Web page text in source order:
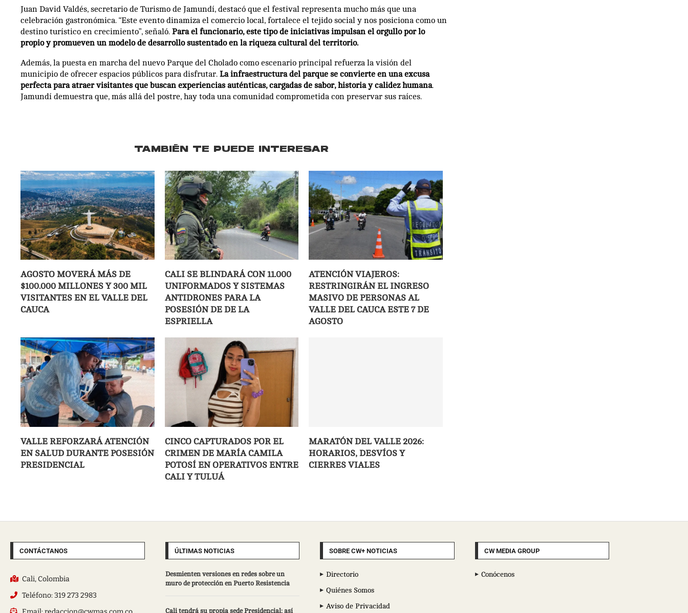
Juan David Valdés, secretario de Turismo de Jamundí, destacó que el festival representa mucho más que una
celebración gastronómica. “Este evento dinamiza el comercio local, fortalece el tejido social y nos posiciona como un
destino turístico en crecimiento”, señaló. Para el funcionario, este tipo de iniciativas impulsan el orgullo por lo
propio y promueven un modelo de desarrollo sustentado en la riqueza cultural del territorio.
Además, la puesta en marcha del nuevo Parque del Cholado como escenario principal refuerza la visión del
municipio de ofrecer espacios públicos para disfrutar. La infraestructura del parque se convierte en una excusa
perfecta para atraer visitantes que buscan experiencias auténticas, cargadas de sabor, historia y calidez humana.
Jamundí demuestra que, más allá del postre, hay toda una comunidad comprometida con preservar sus raíces.
TAMBIÉN TE PUEDE INTERESAR
AGOSTO MOVERÁ MÁS DE
$100.000 MILLONES Y 300 MIL
VISITANTES EN EL VALLE DEL
CAUCA
CALI SE BLINDARÁ CON 11.000
UNIFORMADOS Y SISTEMAS
ANTIDRONES PARA LA
POSESIÓN DE DE LA
ESPRIELLA
ATENCIÓN VIAJEROS:
RESTRINGIRÁN EL INGRESO
MASIVO DE PERSONAS AL
VALLE DEL CAUCA ESTE 7 DE
AGOSTO
VALLE REFORZARÁ ATENCIÓN
EN SALUD DURANTE POSESIÓN
PRESIDENCIAL
CINCO CAPTURADOS POR EL
CRIMEN DE MARÍA CAMILA
POTOSÍ EN OPERATIVOS ENTRE
CALI Y TULUÁ
MARATÓN DEL VALLE 2026:
HORARIOS, DESVÍOS Y
CIERRES VIALES
CONTÁCTANOS
Cali, Colombia
Teléfono: 319 273 2983
ÚLTIMAS NOTICIAS
Desmienten versiones en redes sobre un
muro de protección en Puerto Resistencia
Cali tendrá su propia sede Presidencial: así
SOBRE CW+ NOTICIAS
Directorio
Quiénes Somos
Aviso de Privacidad
CW MEDIA GROUP
Conócenos